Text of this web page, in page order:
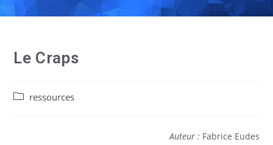
Le Craps
ressources
Auteur : Fabrice Eudes